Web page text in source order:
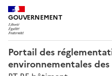
GOUVERNEMENT
Portail des
environnementales